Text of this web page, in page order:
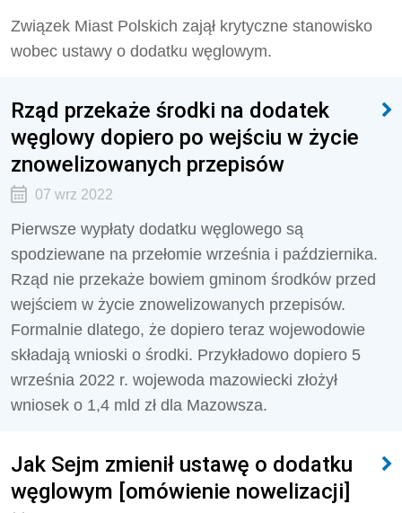
Związek Miast Polskich zajął krytyczne stanowisko
wobec ustawy o dodatku węglowym.
Rząd przekaże środki na dodatek
węglowy dopiero po wejściu w życie
znowelizowanych przepisów
07 wrz 2022
Pierwsze wypłaty dodatku węglowego są
spodziewane na przełomie września i października.
Rząd nie przekaże bowiem gminom środków przed
wejściem w życie znowelizowanych przepisów.
Formalnie dlatego, że dopiero teraz wojewodowie
składają wnioski o środki. Przykładowo dopiero 5
września 2022 r. wojewoda mazowiecki złożył
wniosek o 1,4 mld zł dla Mazowsza.
Jak Sejm zmienił ustawę o dodatku
węglowym [omówienie nowelizacji]